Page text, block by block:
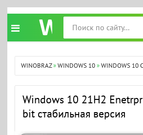
WINOBRAZ»WINDOWS 10»WINDOWS 10
Windows 10 21H2
bit стабильная версия